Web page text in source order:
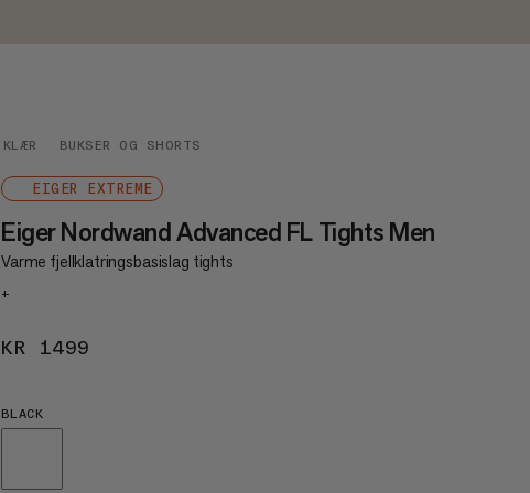
KLÆR BUKSER OG SHORTS
EIGER EXTREME
Eiger Nordwand Advanced FL Tights Men
Varme fjellklatringsbasislag tights
+
KR 1499
BLACK